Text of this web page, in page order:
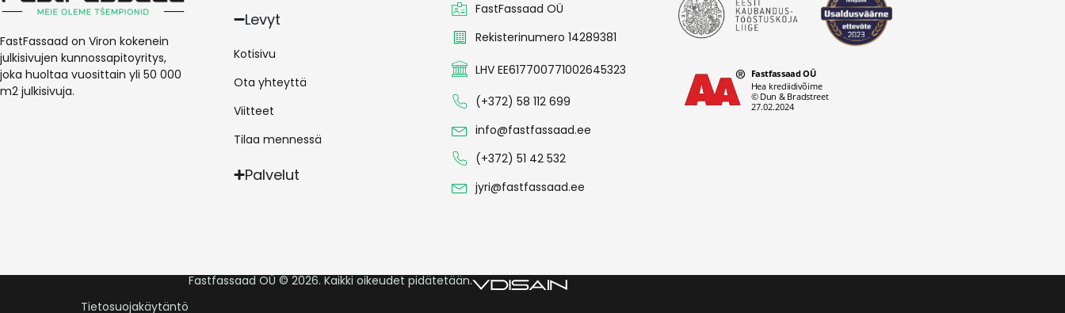
FastFassaad on Viron kokenein
julkisivujen kunnossapitoyritys,
joka huoltaa vuosittain yli 50 000
m2 julkisivuja.
Levyt
Kotisivu
Ota yhteyttä
Viitteet
Tilaa mennessä
Palvelut
FastFassaad OÜ
Rekisterinumero 14289381
LHV EE617700771002645323
(+372) 58 112 699
info@fastfassaad.ee
(+372) 51 42 532
jyri@fastfassaad.ee
Tietosuojakäytäntö
Fastfassaad OÜ © 2026. Kaikki oikeudet pidätetään.